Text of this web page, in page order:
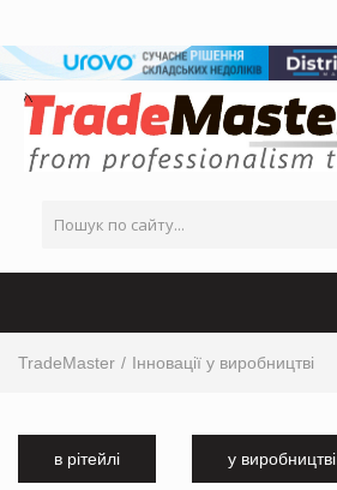
TradeMaster Інновації у виробництві
в рітейлі у виробництві